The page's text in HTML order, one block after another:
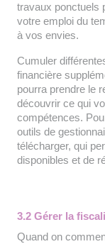
travaux ponctuels
votre emploi du
à vos envies.
Cumuler
financière
pourra prendre le
découvrir ce qui
compétences.
outils de
télécharger, qui
disponibles et de
3.2 Gérer la
Quand on